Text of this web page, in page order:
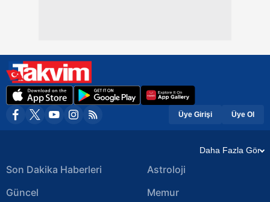
Üye Girişi Üye Ol
Daha Fazla Gör
Son Dakika Haberleri
Güncel
Astroloji
Memur